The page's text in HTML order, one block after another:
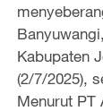
Kabupaten
(2/7/2025),
Menurut PT